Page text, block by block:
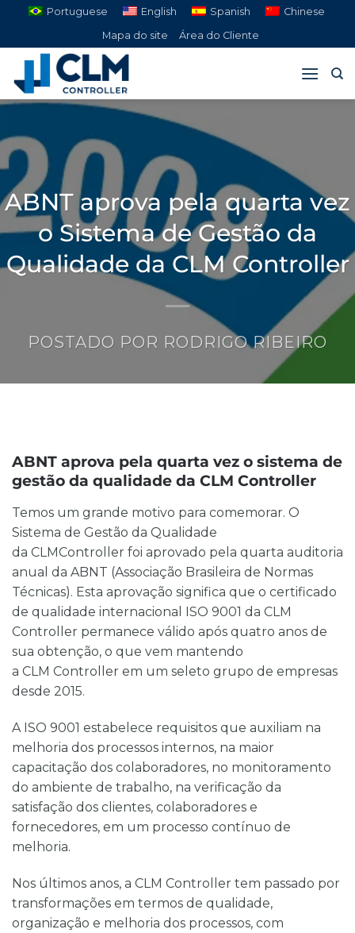
Pular
o
conteúdo
Portuguese English Spanish
Chinese
Mapa do site
Área do Cliente
ABNT aprova pela quarta vez
o Sistema de Gestão da
Qualidade da CLM Controller
POSTADO POR RODRIGO RIBEIRO
ABNT aprova pela quarta vez o sistema de
gestão da qualidade da CLM Controller
Temos um grande motivo para comemorar. O
Sistema de Gestão da Qualidade
da CLMController foi aprovado pela quarta auditoria
anual da ABNT (Associação Brasileira de Normas
Técnicas). Esta aprovação significa que o certificado
de qualidade internacional ISO 9001 da CLM
Controller permanece válido após quatro anos de
sua obtenção, o que vem mantendo
a CLM Controller em um seleto grupo de empresas
desde 2015.
A ISO 9001 estabelece requisitos que auxiliam na
melhoria dos processos internos, na maior
capacitação dos colaboradores, no monitoramento
do ambiente de trabalho, na verificação da
satisfação dos clientes, colaboradores e
fornecedores, em um processo contínuo de
melhoria.
Nos últimos anos, a CLM Controller tem passado por
transformações em termos de qualidade,
organização e melhoria dos processos, com